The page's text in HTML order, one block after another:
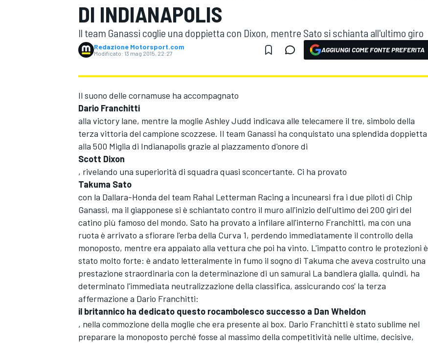
MOTOGP WEC
WRC
DI INDIANAPOLIS
Il team Ganassi coglie una doppietta con Dixon, mentre Sato si schianta all'ultimo giro
Redazione Motorsport.com
Modificato: 13 mag 2015, 22:27 AGGIUNGI COME FONTE PREFERITA
Il suono delle cornamuse ha accompagnato
Dario Franchitti
alla victory lane, mentre la moglie Ashley Judd indicava alle telecamere il tre, simbolo della
terza vittoria del campione scozzese. Il team Ganassi ha conquistato una splendida doppietta
alla 500 Miglia di Indianapolis grazie al piazzamento d'onore di
Scott Dixon
, rivelando una superiorità di squadra quasi sconcertante. Ci ha provato
Takuma Sato
con la Dallara-Honda del team Rahal Letterman Racing a incunearsi fra i due piloti di Chip
Ganassi, ma il giapponese si è schiantato contro il muro all'inizio dell'ultimo dei 200 giri del
catino più famoso del mondo. Sato ha provato a infilare all'interno Franchitti, ma con una
ruota è arrivato a sfiorare l'erba della Curva 1, perdendo immediatamente il controllo della
monoposto, mentre era appaiato alla vettura che poi ha vinto. L'impatto contro le protezioni è
stato molto forte: è andato letteralmente in fumo il sogno di Takuma che aveva costruito una
prestazione straordinaria con la determinazione di un samurai La bandiera gialla, quindi, ha
determinato l'immediata neutralizzazione della classifica, assicurando cos' la terza
affermazione a Dario Franchitti:
il britannico ha dedicato questo rocambolesco successo a Dan Wheldon
, nella commozione della moglie che era presente ai box. Dario Franchitti è stato sublime nel
preparare la monoposto perché fosse al massimo della competitività nelle ultime, decisive,